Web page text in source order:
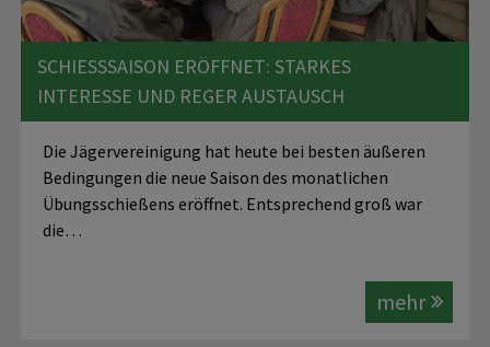
SCHIESSSAISON ERÖFFNET: STARKES I
NTERESSE UND REGER AUSTAUSCH
Die Jägervereinigung hat heute bei besten äußeren
Bedingungen die neue Saison des monatlichen
Übungsschießens eröffnet. Entsprechend groß war
die…
mehr